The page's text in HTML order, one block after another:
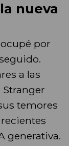
nueva
por
a las
Stranger
temores
generativa.